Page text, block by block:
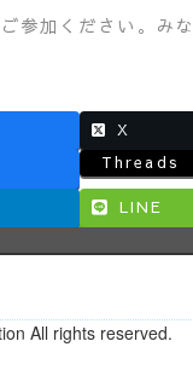
参加ください。み
X
Threads
LINE
All rights reserved.